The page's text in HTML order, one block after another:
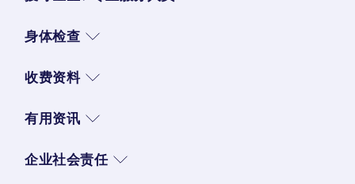
身体检查
收费资料
有用资讯
企业社会责任